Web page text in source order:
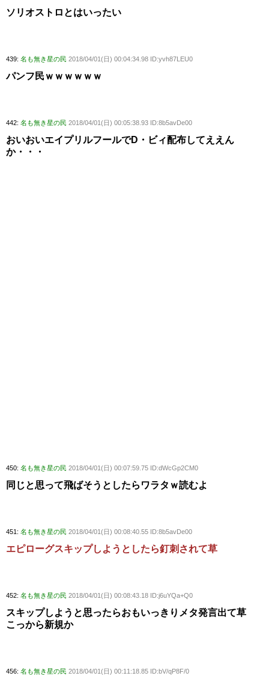
ソリオストロとはいったい
439: 名も無き星の民 2018/04/01(日) 00:04:34.98 ID:yvh87LEU0
パンフ民ｗｗｗｗｗｗ
442: 名も無き星の民 2018/04/01(日) 00:05:38.93 ID:8b5avDe00
おいおいエイプリルフールでD・ビィ配布してええん
か・・・
450: 名も無き星の民 2018/04/01(日) 00:07:59.75 ID:dWcGp2CM0
同じと思って飛ばそうとしたらワラタｗ読むよ
451: 名も無き星の民 2018/04/01(日) 00:08:40.55 ID:8b5avDe00
エピローグスキップしようとしたら釘刺されて草
452: 名も無き星の民 2018/04/01(日) 00:08:43.18 ID:j6uYQa+Q0
スキップしようと思ったらおもいっきりメタ発言出て草
こっから新規か
456: 名も無き星の民 2018/04/01(日) 00:11:18.85 ID:bV/qP8F/0